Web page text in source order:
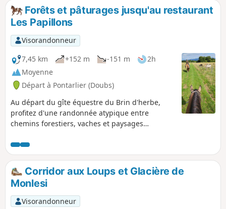
Forêts et pâturages jusqu'au restaurant
Les Papillons
Visorandonneur
7,45 km
+152 m -151 m
2h
Moyenne
Départ à Pontarlier (Doubs)
Au départ du gîte équestre du Brin d'herbe,
profitez d'une randonnée atypique entre
chemins forestiers, vaches et paysages
de la Ferme des Miroirs, depuis laquelle vous
pourrez même apercevoir les Alpes, si le temps
n'est pas trop nuageux ! Profitez d'une pause
fraîcheur ou d'un bon repas au restaurant Les
Papillons, avant de rentrer à travers champs et
forêts. NB : cette randonnée traversant
Corridor aux Loups et Glacière de
Monlesi
Visorandonneur